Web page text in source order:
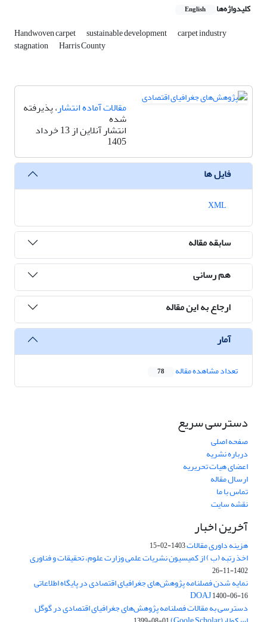
کلیدواژه‌ها English
Handwoven carpet sustainable development carpet industry
stagnation Harris County
مقالات آماده انتشار، پذیرفته
شده
انتشار آنلاین از 13 خرداد
1405
فایل ها
سابقه مقاله
هم رسانی
ارجاع به این مقاله
آمار
تعداد مشاهده مقاله 78
دسترسی سریع
صفحه اصلی
درباره نشریه
اعضای هیات تحریریه
ارسال مقاله
تماس با ما
نقشه سایت
آخرین اخبار
هزینه داوری مقالات1403-02-15
اخذ رتبه (ب ) از کمیسیون نشریات علمی وزارت علوم، تحقیقات و فناوری
1402-11-26
نمایه شدن فصلنامه پژوهش‌های جغرافیای اقتصادی در پایگاه اطلاعاتی
DOAJ1400-06-16
دسترسی به مقالات فصلنامه پژوهش‌های جغرافیای اقتصادی در گوگل